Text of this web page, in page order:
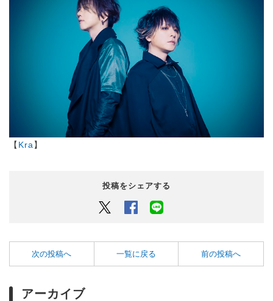
【 Kra 】
投稿をシェアする
Twitter Facebook
次の投稿へ 一覧に戻る 前の投稿へ
アーカイブ